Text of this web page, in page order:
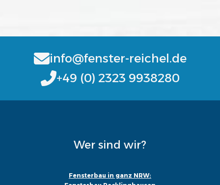
info@fenster-reichel.de
+49 (0) 2323 9938280
Wer sind wir?
Fensterbau in ganz NRW: